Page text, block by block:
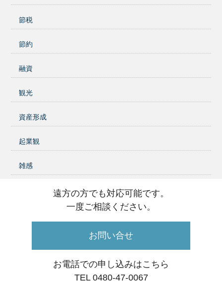
節税
節約
融資
観光
資産形成
起業観
雑感
遠方の方でも対応可能です。
一度ご相談ください。
お問い合せ
お電話での申し込みはこちら
TEL 0480-47-0067